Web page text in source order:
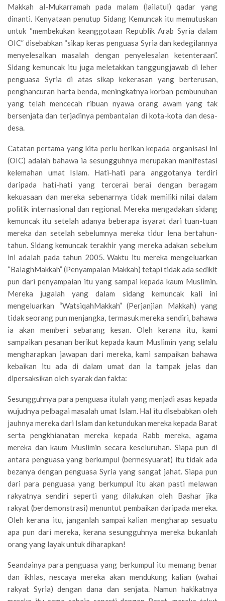
Makkah al-Mukarramah pada malam (lailatul) qadar yang
dinanti. Kenyataan penutup Sidang Kemuncak itu memutuskan
untuk “membekukan keanggotaan Republik Arab Syria dalam
OIC” disebabkan “sikap keras penguasa Syria dan kedegilannya
menyelesaikan masalah dengan penyelesaian ketenteraan”.
Sidang kemuncak itu juga meletakkan tanggungjawab di leher
penguasa Syria di atas sikap kekerasan yang berterusan,
penghancuran harta benda, meningkatnya korban pembunuhan
yang telah mencecah ribuan nyawa orang awam yang tak
bersenjata dan terjadinya pembantaian di kota-kota dan desa-
desa.
Catatan pertama yang kita perlu berikan kepada organisasi ini
(OIC) adalah bahawa ia sesungguhnya merupakan manifestasi
kelemahan umat Islam. Hati-hati para anggotanya terdiri
daripada hati-hati yang tercerai berai dengan beragam
kekuasaan dan mereka sebenarnya tidak memiliki nilai dalam
politik internasional dan regional. Mereka mengadakan sidang
kemuncak itu setelah adanya beberapa isyarat dari tuan-tuan
mereka dan setelah sebelumnya mereka tidur lena bertahun-
tahun. Sidang kemuncak terakhir yang mereka adakan sebelum
ini adalah pada tahun 2005. Waktu itu mereka mengeluarkan
“BalaghMakkah” (Penyampaian Makkah) tetapi tidak ada sedikit
pun dari penyampaian itu yang sampai kepada kaum Muslimin.
Mereka jugalah yang dalam sidang kemuncak kali ini
mengeluarkan “WatsiqahMakkah” (Perjanjian Makkah) yang
tidak seorang pun menjangka, termasuk mereka sendiri, bahawa
ia akan memberi sebarang kesan. Oleh kerana itu, kami
sampaikan pesanan berikut kepada kaum Muslimin yang selalu
mengharapkan jawapan dari mereka, kami sampaikan bahawa
kebaikan itu ada di dalam umat dan ia tampak jelas dan
dipersaksikan oleh syarak dan fakta:
Sesungguhnya para penguasa itulah yang menjadi asas kepada
wujudnya pelbagai masalah umat Islam. Hal itu disebabkan oleh
jauhnya mereka dari Islam dan ketundukan mereka kepada Barat
serta pengkhianatan mereka kepada Rabb mereka, agama
mereka dan kaum Muslimin secara keseluruhan. Siapa pun di
antara penguasa yang berkumpul (bermesyuarat) itu tidak ada
bezanya dengan penguasa Syria yang sangat jahat. Siapa pun
dari para penguasa yang berkumpul itu akan pasti melawan
rakyatnya sendiri seperti yang dilakukan oleh Bashar jika
rakyat (berdemonstrasi) menuntut pembaikan daripada mereka.
Oleh kerana itu, janganlah sampai kalian mengharap sesuatu
apa pun dari mereka, kerana sesungguhnya mereka bukanlah
orang yang layak untuk diharapkan!
Seandainya para penguasa yang berkumpul itu memang benar
dan ikhlas, nescaya mereka akan mendukung kalian (wahai
rakyat Syria) dengan dana dan senjata. Namun hakikatnya